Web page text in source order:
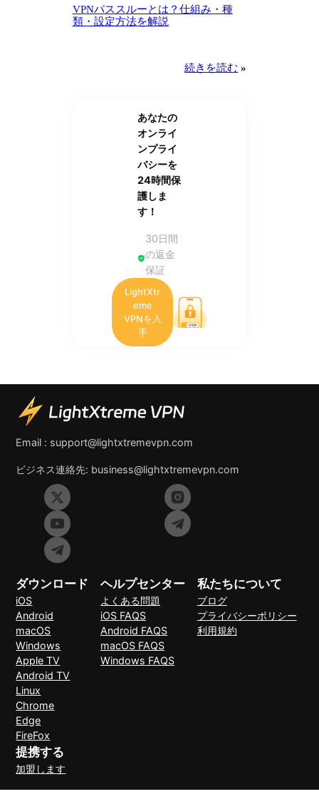
VPNパススルーとは？仕組み・種
類・設定方法を解説
続きを読む »
あなたの
オンライ
ンプライ
バシーを
24時間保
護しま
す！
30日間
の返金
保証
LightXtr
eme
VPNを入
手
Email : support@lightxtremevpn.com
ビジネス連絡先: business@lightxtremevpn.com
ダウンロード
iOS
Android
macOS
Windows
Apple TV
Android TV
Linux
Chrome
Edge
FireFox
ヘルプセンター
よくある問題
iOS FAQS
Android FAQS
macOS FAQS
Windows FAQS
私たちについて
ブログ
プライバシーポリシー
利用規約
提携する
加盟します